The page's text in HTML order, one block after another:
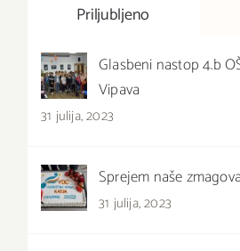
Priljubljeno
Glasbeni nastop 4.b
Vipava
31 julija, 2023
Sprejem naše
31 julija, 2023